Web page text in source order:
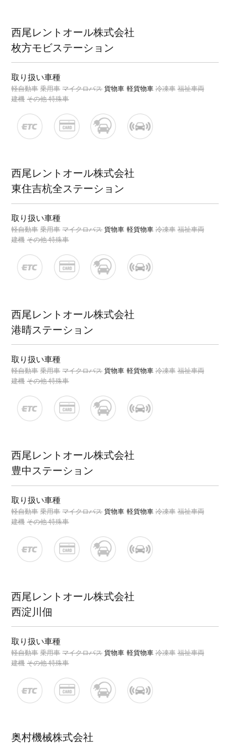
西尾レントオール株式会社
枚方モビステーション
取り扱い車種
軽自動車 乗用車 マイクロバス 貨物車 軽貨物車 冷凍車 福祉車両
建機 その他 特殊車
西尾レントオール株式会社
東住吉杭全ステーション
取り扱い車種
軽自動車 乗用車 マイクロバス 貨物車 軽貨物車 冷凍車 福祉車両
建機 その他 特殊車
西尾レントオール株式会社
港晴ステーション
取り扱い車種
軽自動車 乗用車 マイクロバス 貨物車 軽貨物車 冷凍車 福祉車両
建機 その他 特殊車
西尾レントオール株式会社
豊中ステーション
取り扱い車種
軽自動車 乗用車 マイクロバス 貨物車 軽貨物車 冷凍車 福祉車両
建機 その他 特殊車
西尾レントオール株式会社
西淀川佃
取り扱い車種
軽自動車 乗用車 マイクロバス 貨物車 軽貨物車 冷凍車 福祉車両
建機 その他 特殊車
奥村機械株式会社